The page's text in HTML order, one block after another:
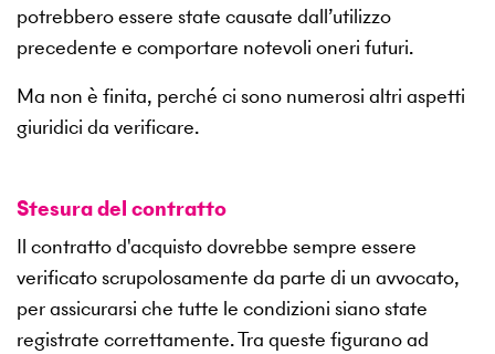
potrebbero essere state causate dall’utilizzo
precedente e comportare notevoli oneri futuri.
Ma non è finita, perché ci sono numerosi altri aspetti
giuridici da verificare.
Stesura del contratto
Il contratto d'acquisto dovrebbe sempre essere
verificato scrupolosamente da parte di un avvocato,
per assicurarsi che tutte le condizioni siano state
registrate correttamente. Tra queste figurano ad